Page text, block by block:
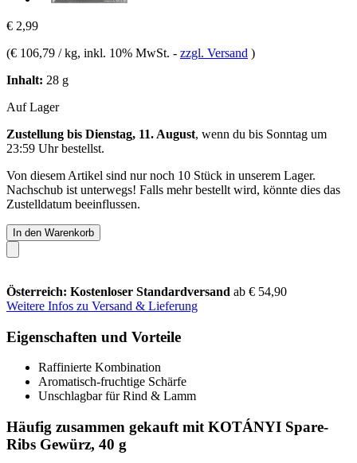
€ 2,99
(€ 106,79 / kg, inkl. 10% MwSt. - zzgl. Versand )
Inhalt: 28 g
Auf Lager
Zustellung bis Dienstag, 11. August, wenn du bis Sonntag um
23:59 Uhrbestellst.
Von diesem Artikel sind nur noch 10 Stück in unserem Lager.
Nachschub ist unterwegs! Falls mehr bestellt wird, könnte dies das
Zustelldatum beeinflussen.
In den Warenkorb
Österreich: Kostenloser Standardversand ab € 54,90
Weitere Infos zu Versand & Lieferung
Eigenschaften und Vorteile
Raffinierte Kombination
Aromatisch-fruchtige Schärfe
Unschlagbar für Rind & Lamm
Häufig zusammen gekauft mit KOTÁNYI Spare-
Ribs Gewürz, 40 g